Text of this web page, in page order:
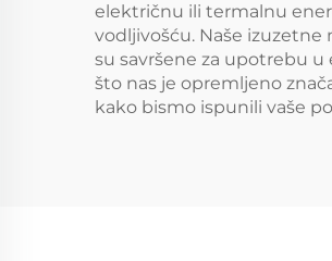
električnu ili termalnu
vodljivošću. Naše izuzetne
su savršene za upotrebu u
što nas je opremljeno
kako bismo ispunili vaše